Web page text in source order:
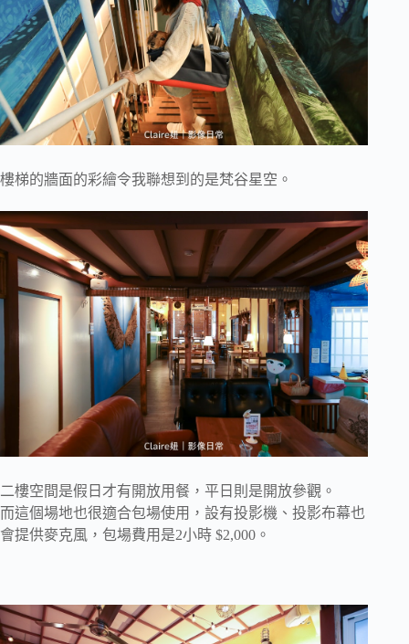
樓梯的牆面的彩繪令我聯想到的是梵谷星空。
二樓空間是假日才有開放用餐，平日則是開放參觀。
而這個場地也很適合包場使用，設有投影機、投影布幕也
會提供麥克風，包場費用是2小時 $2,000。